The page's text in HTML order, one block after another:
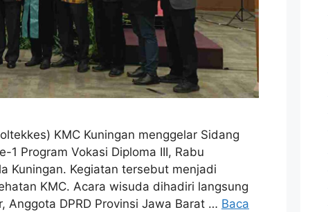
KMC Kuningan menggelar Sidang
1 Program Vokasi Diploma III, Rabu
Kuningan. Kegiatan tersebut menjadi
KMC. Acara wisuda dihadiri langsung
Anggota DPRD Provinsi Jawa Barat … Baca